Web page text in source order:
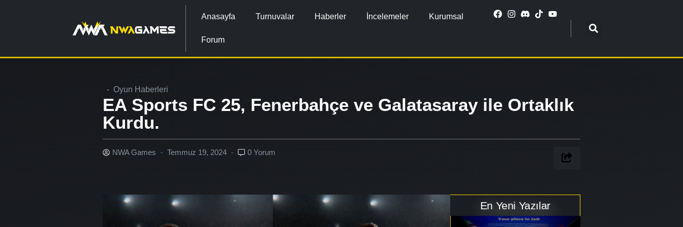
Anasayfa Turnuvalar Haberler İncelemeler Kurumsal
Forum
Oyun Haberleri
EA Sports FC 25, Fenerbahçe ve Galatasaray ile Ortaklık
Kurdu.
NWA Games Temmuz 19, 2024 0 Yorum
En Yeni Yazılar